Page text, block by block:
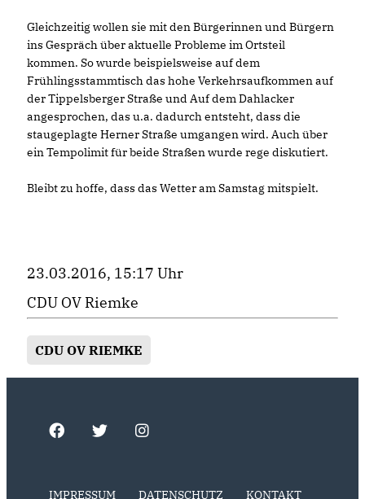
Gleichzeitig wollen sie mit den Bürgerinnen und Bürgern
ins Gespräch über aktuelle Probleme im Ortsteil
kommen. So wurde beispielsweise auf dem
Frühlingsstammtisch das hohe Verkehrsaufkommen auf
der Tippelsberger Straße und Auf dem Dahlacker
angesprochen, das u.a. dadurch entsteht, dass die
staugeplagte Herner Straße umgangen wird. Auch über
ein Tempolimit für beide Straßen wurde rege diskutiert.
Bleibt zu hoffe, dass das Wetter am Samstag mitspielt.
23.03.2016, 15:17 Uhr
CDU OV Riemke
CDU OV RIEMKE
IMPRESSUM DATENSCHUTZ KONTAKT